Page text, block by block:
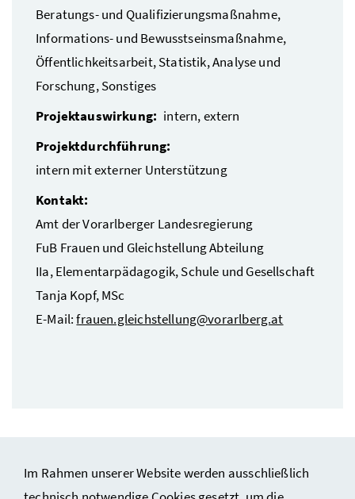
Im Rahmen unserer Website werden ausschließlich
Beratungs- und Qualifizierungsmaßnahme,
Informations- und Bewusstseinsmaßnahme,
Öffentlichkeitsarbeit, Statistik, Analyse und
Forschung, Sonstiges
Projektauswirkung: intern, extern
Projektdurchführung:
intern mit externer Unterstützung
Kontakt:
Amt der Vorarlberger Landesregierung
FuB Frauen und Gleichstellung Abteilung
IIa, Elementarpädagogik, Schule und Gesellschaft
Tanja Kopf, MSc
E-Mail:frauen.gleichstellung@vorarlberg.at